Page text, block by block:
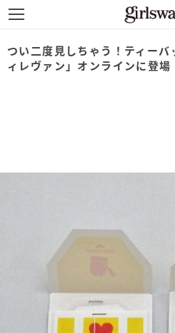
つい二度見しちゃう！ティー
ィレヴァン」オンラインに登場